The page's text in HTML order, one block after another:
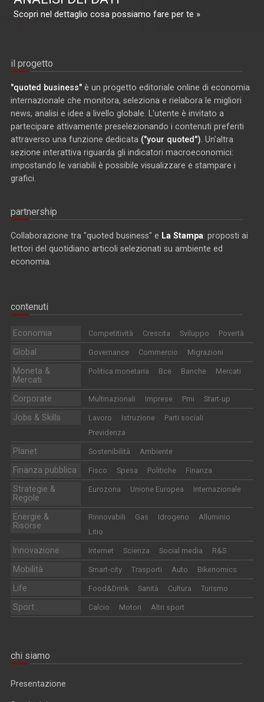
Scopri nel dettaglio cosa possiamo fare per te »
il progetto
"quoted business" è un progetto editoriale online di economia
internazionale che monitora, seleziona e rielabora le migliori
news, analisi e idee a livello globale. L'utente è invitato a
partecipare attivamente preselezionando i contenuti preferiti
attraverso una funzione dedicata ("your quoted") . Un'altra
sezione interattiva riguarda gli indicatori macroeconomici:
impostando le variabili è possibile visualizzare e stampare i
grafici.
partnership
Collaborazione tra "quoted business" e La Stampa: proposti ai
lettori del quotidiano articoli selezionati su ambiente ed
economia.
contenuti
Economia Competitività Crescita Sviluppo Povertà
Global Governance Commercio Migrazioni
Moneta &
Mercati
Politica monetaria Bce Banche Mercati
Corporate Multinazionali Imprese Pmi Start-up
Jobs & Skills Lavoro Istruzione
Parti sociali
Previdenza
Planet Sostenibilità Ambiente
Finanza pubblica Fisco Spesa Politiche Finanza
Strategie &
Regole
Eurozona Unione Europea Internazionale
Energie &
Risorse
Rinnovabili Gas Idrogeno
Alluminio
Litio
Innovazione Internet Scienza Social media R&S
Mobilità Smart-city Trasporti Auto Bikenomics
Life Food&Drink Sanità Cultura Turismo
Sport Calcio Motori Altri sport
chi siamo
Presentazione